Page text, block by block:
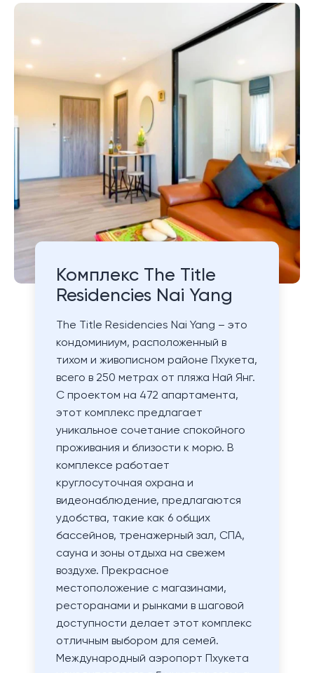
Комплекс The Title
Residencies Nai Yang
The Title Residencies Nai Yang – это
кондоминиум, расположенный в
тихом и живописном районе Пхукета,
всего в 250 метрах от пляжа Най Янг.
С проектом на 472 апартамента,
этот комплекс предлагает
уникальное сочетание спокойного
проживания и близости к морю. В
комплексе работает
круглосуточная охрана и
видеонаблюдение, предлагаются
удобства, такие как 6 общих
бассейнов, тренажерный зал, СПА,
сауна и зоны отдыха на свежем
воздухе. Прекрасное
местоположение с магазинами,
ресторанами и рынками в шаговой
доступности делает этот комплекс
отличным выбором для семей.
Международный аэропорт Пхукета